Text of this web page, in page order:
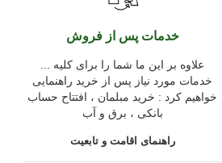
خدمات پس از فروش
خدمات مورد نیاز پس از خرید راهنمایی
خواهیم کرد : خرید مبلمان ، افتتاح حساب
بانکی ، برق و آب
راهنمای اقامت و تابعیت